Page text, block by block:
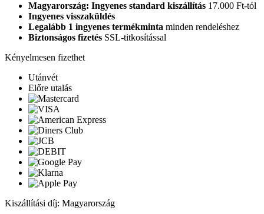
Magyarország: Ingyenes standard kiszállítás 17.000 Ft-tól
Ingyenes visszaküldés
Legalább 1 ingyenes termékminta minden rendeléshez
Biztonságos fizetés SSL-titkosítással
Kényelmesen fizethet
Utánvét
Előre utalás
Kiszállítási díj: Magyarország